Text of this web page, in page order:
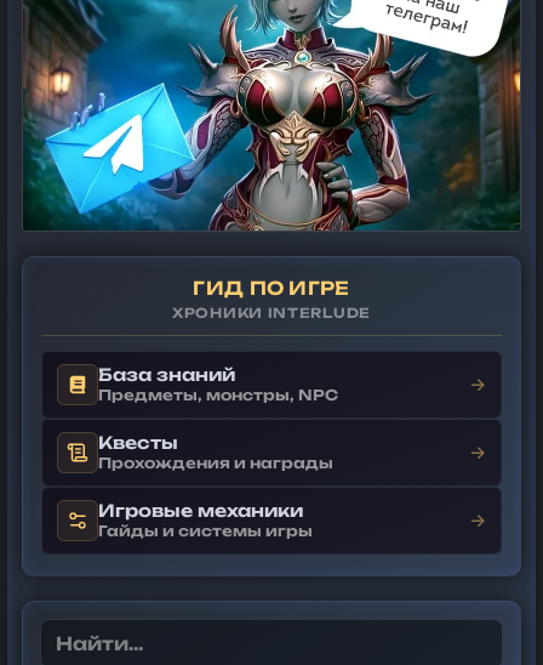
ГИД ПО ИГРЕ
ХРОНИКИ INTERLUDE
База знаний
Предметы, монстры, NPC →
Квесты
Прохождения и награды →
Игровые механики
Гайды и системы игры →